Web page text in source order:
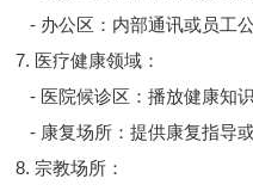
- 办公区：内部通讯或员工公
7. 医疗健康领域：
- 医院候诊区：播放健康知
- 康复场所：提供康复指导或
8. 宗教场所：